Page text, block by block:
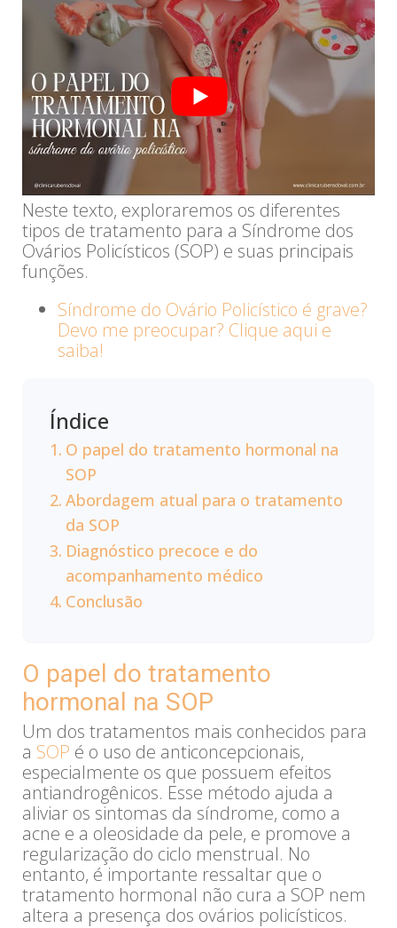
Neste texto, exploraremos os diferentes
tipos de tratamento para a Síndrome dos
Ovários Policísticos (SOP) e suas principais
funções.
Síndrome do Ovário Policístico é grave?
Devo me preocupar? Clique aqui e
saiba!
Índice
O papel do tratamento hormonal na
SOP
Abordagem atual para o tratamento
da SOP
Diagnóstico precoce e do
acompanhamento médico
Conclusão
O papel do tratamento
hormonal na SOP
Um dos tratamentos mais conhecidos para
a SOP é o uso de anticoncepcionais,
especialmente os que possuem efeitos
antiandrogênicos. Esse método ajuda a
aliviar os sintomas da síndrome, como a
acne e a oleosidade da pele, e promove a
regularização do ciclo menstrual. No
entanto, é importante ressaltar que o
tratamento hormonal não cura a SOP nem
altera a presença dos ovários policísticos.